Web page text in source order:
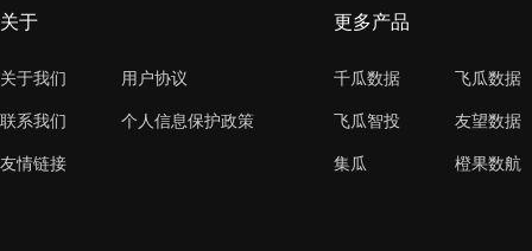
关于
关于我们
联系我们
友情链接
用户协议
个人信息保护政策
更多产品
千瓜数据
飞瓜智投
集瓜
飞瓜数据
友望数据
橙果数航